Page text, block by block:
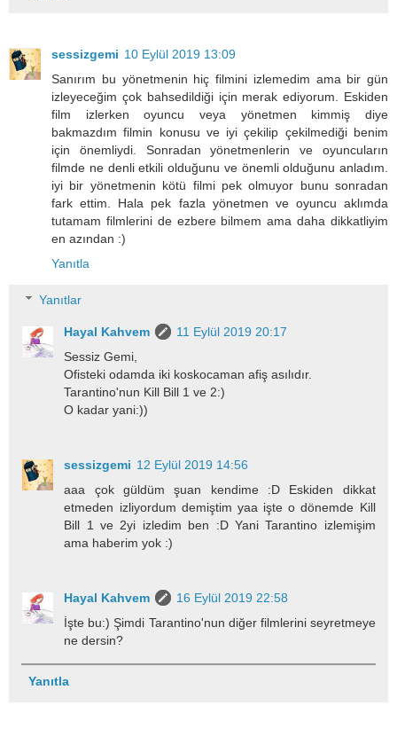
sessizgemi 10 Eylül 2019 13:09
Sanırım bu yönetmenin hiç filmini izlemedim ama bir gün
izleyeceğim çok bahsedildiği için merak ediyorum. Eskiden
film izlerken oyuncu veya yönetmen kimmiş diye
bakmazdım filmin konusu ve iyi çekilip çekilmediği benim
için önemliydi. Sonradan yönetmenlerin ve oyuncuların
filmde ne denli etkili olduğunu ve önemli olduğunu anladım.
iyi bir yönetmenin kötü filmi pek olmuyor bunu sonradan
fark ettim. Hala pek fazla yönetmen ve oyuncu aklımda
tutamam filmlerini de ezbere bilmem ama daha dikkatliyim
en azından :)
Yanıtla
Yanıtlar
Hayal Kahvem
11 Eylül 2019 20:17
Sessiz Gemi,
Ofisteki odamda iki koskocaman afiş asılıdır.
Tarantino'nun Kill Bill 1 ve 2:)
O kadar yani:))
sessizgemi 12 Eylül 2019 14:56
aaa çok güldüm şuan kendime :D Eskiden dikkat
etmeden izliyordum demiştim yaa işte o dönemde Kill
Bill 1 ve 2yi izledim ben :D Yani Tarantino izlemişim
ama haberim yok :)
Hayal Kahvem
16 Eylül 2019 22:58
İşte bu:) Şimdi Tarantino'nun diğer filmlerini seyretmeye
ne dersin?
Yanıtla